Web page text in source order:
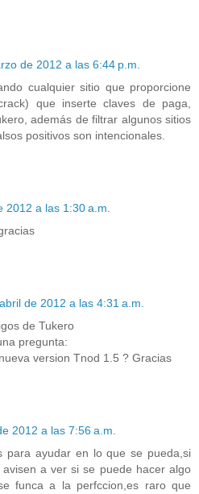
de 2012 a las 6:44 p.m.
cualquier sitio que proporcione
que inserte claves de paga,
además de filtrar algunos sitios
positivos son intencionales.
2012 a las 1:30 a.m.
de 2012 a las 4:31 a.m.
de Tukero
pregunta:
version Tnod 1.5 ? Gracias
2012 a las 7:56 a.m.
para ayudar en lo que se pueda,si
a ver si se puede hacer algo
funca a la perfccion,es raro que